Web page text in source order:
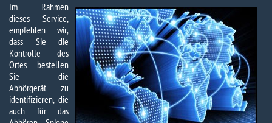
Im Rahmen
dieses Service,
empfehlen wir,
dass Sie die
Kontrolle des
Ortes bestellen
Sie die
Abhörgerät zu
identifizieren, die
auch für das